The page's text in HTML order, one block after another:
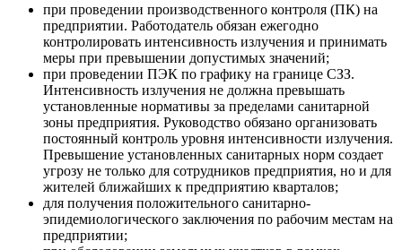
при проведении производственного контроля (ПК) на
предприятии. Работодатель обязан ежегодно
контролировать интенсивность излучения и принимать
меры при превышении допустимых значений;
при проведении ПЭК по графику на границе СЗЗ.
Интенсивность излучения не должна превышать
установленные нормативы за пределами санитарной
зоны предприятия. Руководство обязано организовать
постоянный контроль уровня интенсивности излучения.
Превышение установленных санитарных норм создает
угрозу не только для сотрудников предприятия, но и для
жителей ближайших к предприятию кварталов;
для получения положительного санитарно-
эпидемиологического заключения по рабочим местам на
предприятии;